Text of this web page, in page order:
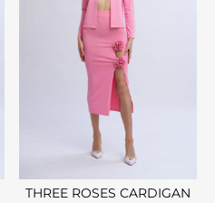
THREE ROSES CARDIGAN